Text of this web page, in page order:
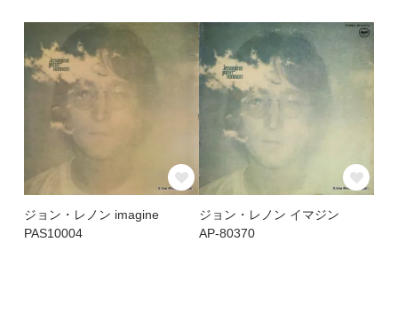
ジョン・レノン imagine
PAS10004
ジョン・レノン イマジン
AP-80370